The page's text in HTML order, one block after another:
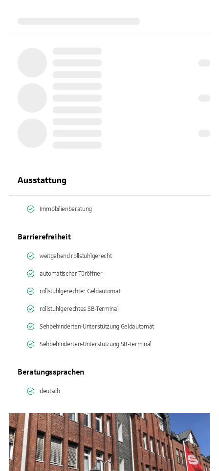
Ausstattung
Immobilienberatung
Barrierefreiheit
weitgehend rollstuhlgerecht
automatischer Türöffner
rollstuhlgerechter Geldautomat
rollstuhlgerechtes SB-Terminal
Sehbehinderten-Unterstützung Geldautomat
Sehbehinderten-Unterstützung SB-Terminal
Beratungssprachen
deutsch